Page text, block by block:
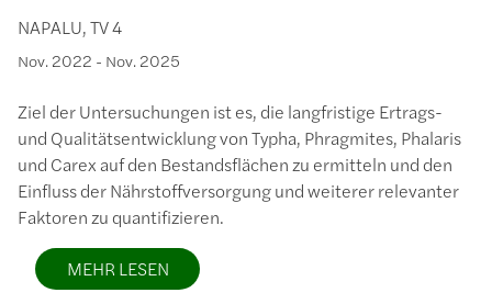
NAPALU, TV 4
Nov. 2022 - Nov. 2025
Ziel der Untersuchungen ist es, die langfristige Ertrags-
und Qualitätsentwicklung von Typha, Phragmites, Phalaris
und Carex auf den Bestandsflächen zu ermitteln und den
Einfluss der Nährstoffversorgung und weiterer relevanter
Faktoren zu quantifizieren.
MEHR LESEN